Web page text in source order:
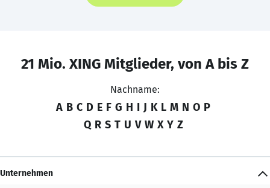
21 Mio. XING Mitglieder, von A bis Z
Nachname:
A B C D E F G H I J K L M N O P
Q R S T U V W X Y Z
Unternehmen